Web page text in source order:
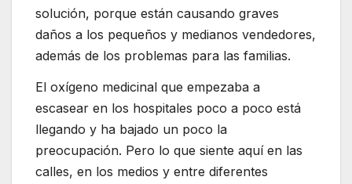
solución, porque están causando graves
daños a los pequeños y medianos vendedores,
además de los problemas para las familias.
El oxígeno medicinal que empezaba a
escasear en los hospitales poco a poco está
llegando y ha bajado un poco la
preocupación. Pero lo que siente aquí en las
calles, en los medios y entre diferentes